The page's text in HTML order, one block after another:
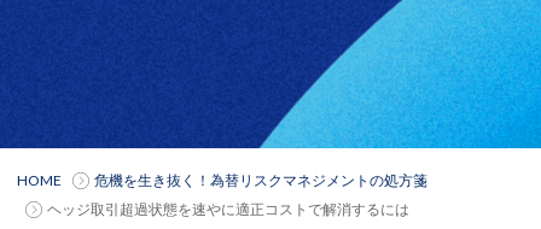
HOME
危機を生き抜く！為替リスクマネジメントの処方箋
ヘッジ取引超過状態を速やに適正コストで解消するには